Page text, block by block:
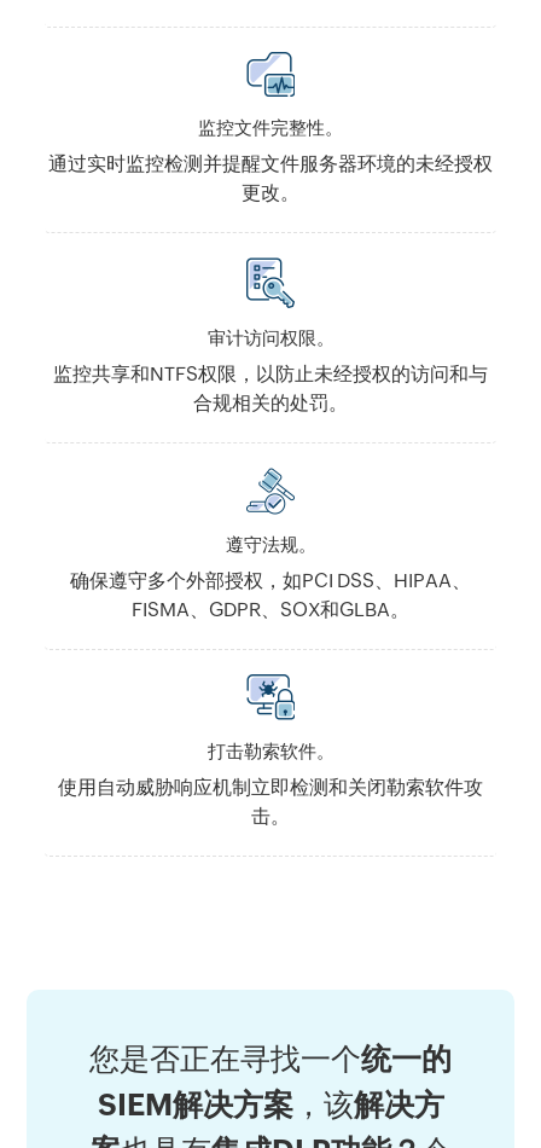
监控文件完整性。
通过实时监控检测并提醒文件服务器环境的未经授权
更改。
审计访问权限。
监控共享和NTFS权限，以防止未经授权的访问和与
合规相关的处罚。
遵守法规。
确保遵守多个外部授权，如PCI DSS、HIPAA、
FISMA、GDPR、SOX和GLBA。
打击勒索软件。
使用自动威胁响应机制立即检测和关闭勒索软件攻
击。
您是否正在寻找一个统一的
SIEM解决方案，该解决方